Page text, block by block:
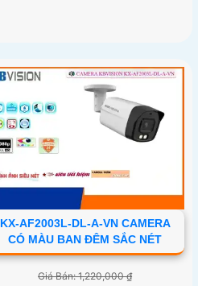
KX-AF2003L-DL-A-VN CAMERA
CÓ MÀU BAN ĐÊM SẮC NÉT
Giá Bán: 1,220,000 ₫